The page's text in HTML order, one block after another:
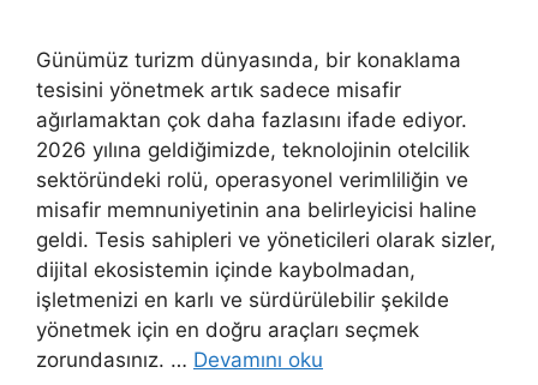
Günümüz turizm dünyasında, bir konaklama
tesisini yönetmek artık sadece misafir
ağırlamaktan çok daha fazlasını ifade ediyor.
2026 yılına geldiğimizde, teknolojinin otelcilik
sektöründeki rolü, operasyonel verimliliğin ve
misafir memnuniyetinin ana belirleyicisi haline
geldi. Tesis sahipleri ve yöneticileri olarak sizler,
dijital ekosistemin içinde kaybolmadan,
işletmenizi en karlı ve sürdürülebilir şekilde
yönetmek için en doğru araçları seçmek
zorundasınız. … Devamını oku